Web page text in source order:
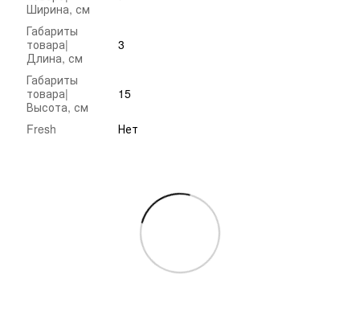
Ширина, см
Габариты
товара|
Длина, см
3
Габариты
товара|
Высота, см
15
Fresh Нет